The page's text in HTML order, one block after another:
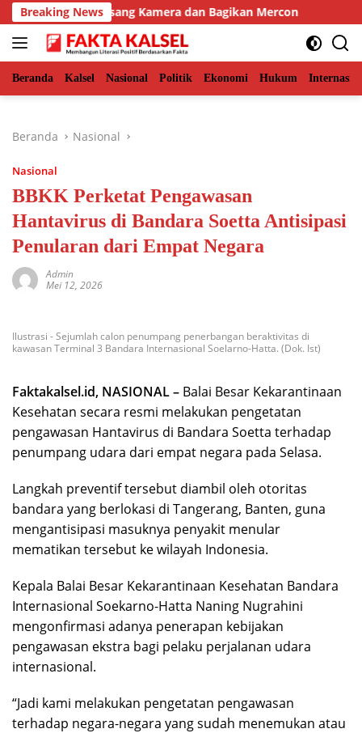
Langsung
ke
konten
Breaking News
BKSDA Pasang Kamera dan Bagikan Mercon
Beranda Kalsel Nasional Politik Ekonomi Hukum
Beranda Nasional
Nasional
BBKK Perketat Pengawasan
Hantavirus di Bandara Soetta Antisipasi
Penularan dari Empat Negara
Admin
Mei 12, 2026
Ilustrasi - Sejumlah calon penumpang penerbangan beraktivitas di
kawasan Terminal 3 Bandara Internasional Soelarno-Hatta. (Dok. Ist)
Faktakalsel.id, NASIONAL – Balai Besar Kekarantinaan
Kesehatan secara resmi melakukan pengetatan
pengawasan Hantavirus di Bandara Soetta terhadap
penumpang udara dari empat negara pada Selasa.
Langkah preventif tersebut diambil oleh otoritas
bandara yang berlokasi di Tangerang, Banten, guna
mengantisipasi masuknya penyakit menular
mematikan tersebut ke wilayah Indonesia.
Kepala Balai Besar Kekarantinaan Kesehatan Bandara
Internasional Soekarno-Hatta Naning Nugrahini
mengonfirmasi adanya penerapan kebijakan
pengawasan ekstra bagi pelaku perjalanan udara
internasional.
“Jadi kami melakukan pengetatan pengawasan
terhadap negara-negara yang sudah menemukan atau